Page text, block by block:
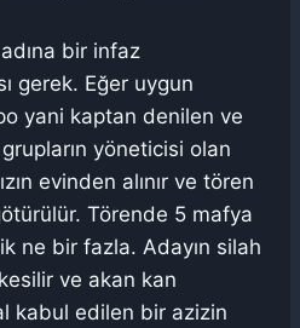
bir infaz
gerek. Eğer uygun
yani kaptan denilen ve
yöneticisi olan
evinden alınır ve tören
Törende 5 mafya
ne bir fazla. Adayın silah
ve akan kan
kabul edilen bir azizin